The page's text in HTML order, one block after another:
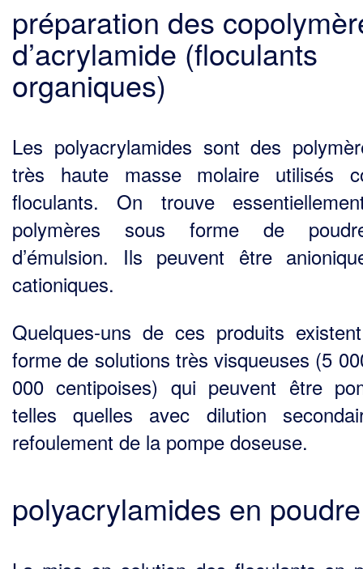
préparation des
d’acrylamide (floculants
organiques)
Les polyacrylamides sont des
très haute masse molaire utilisés
floculants. On trouve
polymères sous forme de
d’émulsion. Ils peuvent être
cationi­ques.
Quelques-uns de ces produits
forme de solutions très visqueuses (5
000 centipoi­ses) qui peuvent être
telles quelles avec dilution
refoulement de la pompe doseuse.
polyacrylamides en poudre